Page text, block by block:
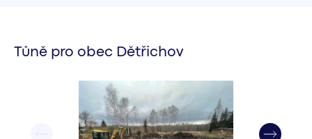
Tůně pro obec Dětřichov